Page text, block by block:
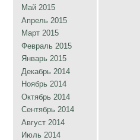
Май 2015
Апрель 2015
Март 2015
Февраль 2015
Январь 2015
Декабрь 2014
Ноябрь 2014
Октябрь 2014
Сентябрь 2014
Август 2014
Июль 2014